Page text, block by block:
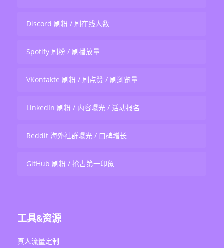
Discord 刷粉 / 刷在线人数
Spotify 刷粉 / 刷播放量
VKontakte 刷粉 / 刷点赞 / 刷浏览量
LinkedIn 刷粉 / 内容曝光 / 活动报名
Reddit 海外社群曝光 / 口碑增长
GitHub 刷粉 / 抢占第一印象
工具&资源
真人流量定制